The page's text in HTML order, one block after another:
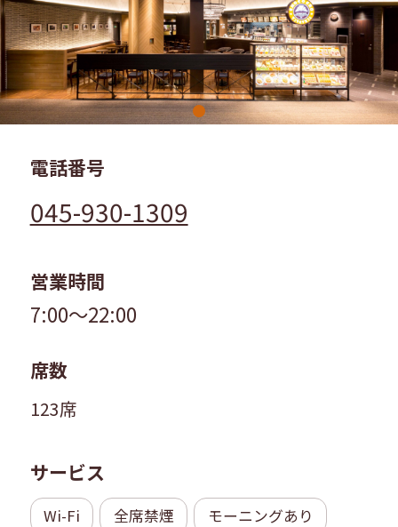
電話番号
045-930-1309
営業時間
7:00～22:00
席数
123席
サービス
Wi-Fi 全席禁煙 モーニングあり